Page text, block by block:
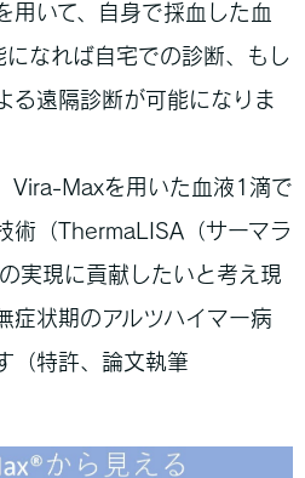
いて、自身で採血した血
なれば自宅での診断、もし
る遠隔診断が可能になりま
Maxを用いた血液1滴で
術（ThermaLISA（サーマラ
実現に貢献したいと考え現
症状期のアルツハイマー病
（特許、論文執筆